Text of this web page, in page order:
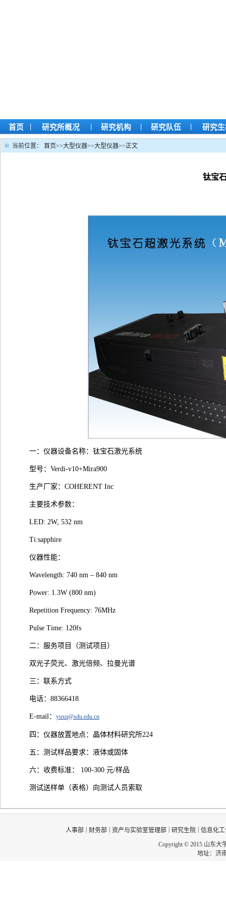
首页 | 研究所概况 | 研究机构 | 研究队伍 | 研究
当前位置： 首页>>大型仪器>>大型仪器>>正文
钛宝
一：仪器设备名称：钛宝石激光系统
型号：Verdi-v10+Mira900
生产厂家：COHERENT Inc
主要技术参数：
LED: 2W, 532 nm
Ti:sapphire
仪器性能：
Wavelength: 740 nm – 840 nm
Power: 1.3W (800 nm)
Repetition Frequency: 76MHz
Pulse Time: 120fs
二：服务项目（测试项目）
双光子荧光、激光倍频、拉曼光谱
三：联系方式
电话：88366418
E-mail： yuxq@sdu.edu.cn
四：仪器放置地点：晶体材料研究所224
五：测试样品要求：液体或固体
六：收费标准： 100-300 元/样品
测试送样单（表格）向测试人员索取
人事部 财务部 资产与实验室管理部 研究生院
信息化
Copyright © 2015 山东大
地址：济